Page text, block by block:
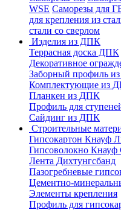
WSE Саморезы для
для крепления из
стали со сверлом
Изделия из ДПК
Террасная доска ДПК
Декоративное
Заборный профиль
Комплектующие из
Планкен из ДПК
Профиль для
Сайдинг из ДПК
Строительные
Гипсокартон Кнауф
Гипсоволокно Кнауф
Лента Дихтунгсбанд
Пазогребневые
Цементно-
Элементы крепления
Профиль для